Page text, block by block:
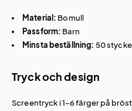
Material: Bomull
Passform: Barn
Minsta beställning: 50
Tryck och design
Screentryck i 1–6 färger på